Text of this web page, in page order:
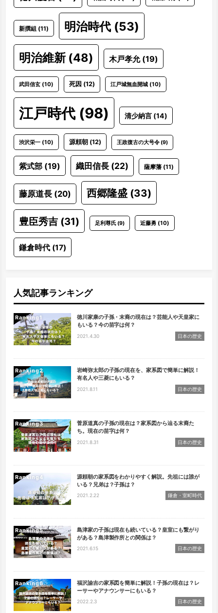
新撰組 (11) 明治時代(53)
明治維新(48) 木戸孝允(19)
武田信玄(10) 死因 (12) 江戸城無血開城(10)
江戸時代(98) 清少納言(14)
渋沢栄一(10) 源頼朝 (12) 王政復古の大号令(9)
紫式部(19) 織田信長(22) 薩摩藩(11)
藤原道長(20) 西郷隆盛(33)
豊臣秀吉(31) 足利尊氏(9) 近藤勇 (10)
鎌倉時代(17)
人気記事ランキング
Ranking
徳川家康の子孫・末裔の現在は？芸能人や天皇家に
もいる？今の苗字は何？
2021.4.30 日本の歴史
Ranking
岩崎弥太郎の子孫の現在を、家系図で簡単に解説！
有名人や三菱にもいる？
2021.8.11 日本の歴史
Ranking
菅原道真の子孫の現在は？家系図から辿る末裔た
ち。現在の苗字は何？
2021.8.31 日本の歴史
Ranking
源頼朝の家系図をわかりやすく解説。先祖には誰が
いる？兄弟は？子孫は？
2021.2.22 鎌倉・室町時代
Ranking
島津家の子孫は現在も続いている？皇室にも繋がり
がある？島津製作所との関係は？
2021.6.15 日本の歴史
Ranking
福沢諭吉の家系図を簡単に解説！子孫の現在は？レ
ーサーやアナウンサーにもいる？
2022.2.3 日本の歴史